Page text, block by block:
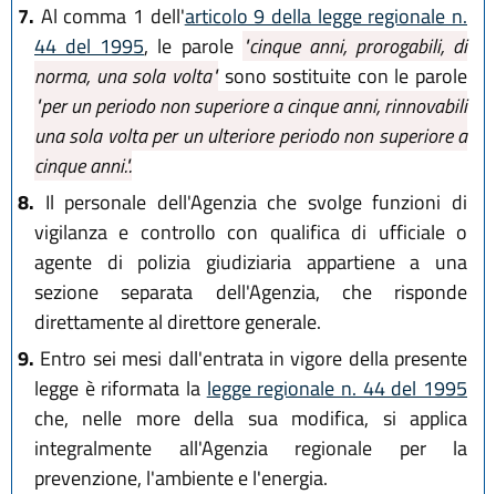
7. Al comma 1 dell'articolo 9 della legge regionale n.
44 del 1995, le parole "cinque anni, prorogabili, di
norma, una sola volta"sono sostituite con le parole
"per un periodo non superiore a cinque anni, rinnovabili
una sola volta per un ulteriore periodo non superiore a
cinque anni.".
8. Il personale dell'Agenzia che svolge funzioni di
vigilanza e controllo con qualifica di ufficiale o
agente di polizia giudiziaria appartiene a una
sezione separata dell'Agenzia, che risponde
direttamente al direttore generale.
9. Entro sei mesi dall'entrata in vigore della presente
legge è riformata la legge regionale n. 44 del 1995
che, nelle more della sua modifica, si applica
integralmente all'Agenzia regionale per la
prevenzione, l'ambiente e l'energia.